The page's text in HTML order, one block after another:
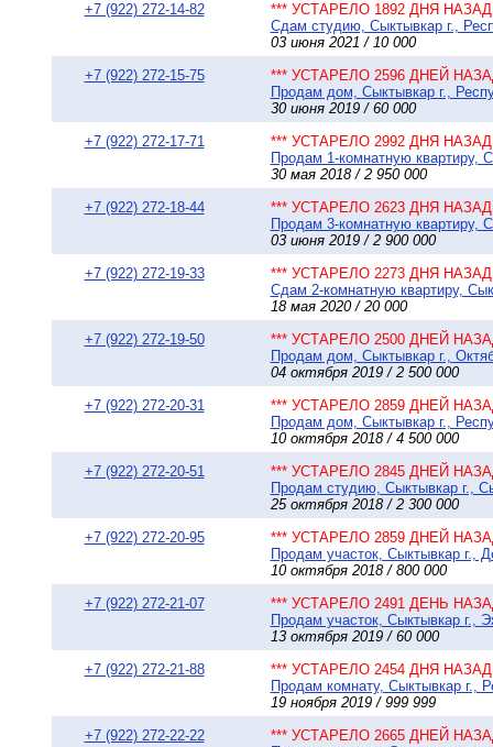
+7 (922) 272-14-82
*** УСТАРЕЛО 1892 ДНЯ НАЗАД
Сдам студию, Сыктывкар г.,
03 июня 2021 / 10 000
+7 (922) 272-15-75
*** УСТАРЕЛО 2596 ДНЕЙ
Продам дом, Сыктывкар г.,
30 июня 2019 / 60 000
+7 (922) 272-17-71
*** УСТАРЕЛО 2992 ДНЯ НАЗАД
Продам 1-комнатную квартиру,
30 мая 2018 / 2 950 000
+7 (922) 272-18-44
*** УСТАРЕЛО 2623 ДНЯ НАЗАД
Продам 3-комнатную квартиру,
03 июня 2019 / 2 900 000
+7 (922) 272-19-33
*** УСТАРЕЛО 2273 ДНЯ НАЗАД
Сдам 2-комнатную квартиру,
18 мая 2020 / 20 000
+7 (922) 272-19-50
*** УСТАРЕЛО 2500 ДНЕЙ
Продам дом, Сыктывкар г.,
04 октября 2019 / 2 500 000
+7 (922) 272-20-31
*** УСТАРЕЛО 2859 ДНЕЙ
Продам дом, Сыктывкар г.,
10 октября 2018 / 4 500 000
+7 (922) 272-20-51
*** УСТАРЕЛО 2845 ДНЕЙ
Продам студию, Сыктывкар г.,
25 октября 2018 / 2 300 000
+7 (922) 272-20-95
*** УСТАРЕЛО 2859 ДНЕЙ
Продам участок, Сыктывкар г.,
10 октября 2018 / 800 000
+7 (922) 272-21-07
*** УСТАРЕЛО 2491 ДЕНЬ
Продам участок, Сыктывкар г.,
13 октября 2019 / 60 000
+7 (922) 272-21-88
*** УСТАРЕЛО 2454 ДНЯ НАЗАД
Продам комнату, Сыктывкар г.,
19 ноября 2019 / 999 999
+7 (922) 272-22-22
*** УСТАРЕЛО 2665 ДНЕЙ